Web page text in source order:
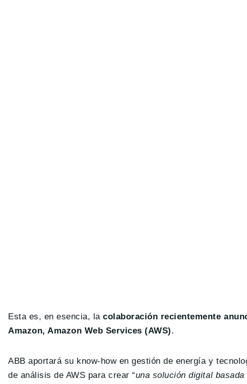
Esta es, en esencia, lacolaboración recientemente
Amazon, Amazon Web Services (AWS).
ABB aportará su know-how en gestión de energía y
de análisis de AWS para crear “una solución digital